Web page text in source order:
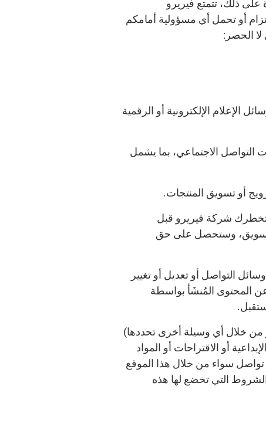
ذلك، تتمتع فيريرو
أو تحمل أي مسؤولية أمامكم
الحصر:
الإلكترونية أو الرقمية
الاجتماعي، بما يشمل
أو تسويق المنتجات.
شركة فيريرو قبل
التسويق، وستحصل على حق
التواصل أو تعديل أو تغيير
المحتوى المُنشَأ بواسطة
من خلال أي وسيلة أخرى تحددها)
أو الاقتراحات أو المواد
تواصل سواء من خلال هذا الموقع
التي تخضع لها هذه